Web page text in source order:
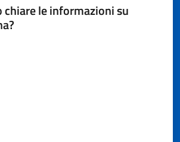
chiare le informazioni su